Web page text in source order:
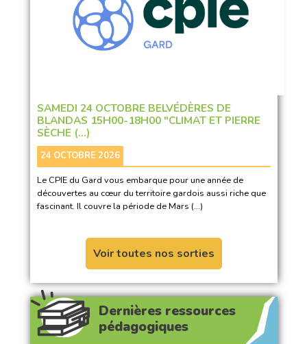
SAMEDI 24 OCTOBRE BELVÉDÈRES DE
BLANDAS 15H00-18H00 "CLIMAT ET PIERRE
SÈCHE (…)
24 OCTOBRE 2026
Le CPIE du Gard vous embarque pour une année de
découvertes au cœur du territoire gardois aussi riche que
fascinant. Il couvre la période de Mars (…)
Voir toutes nos sorties
Dernières ressources
pédagogiques